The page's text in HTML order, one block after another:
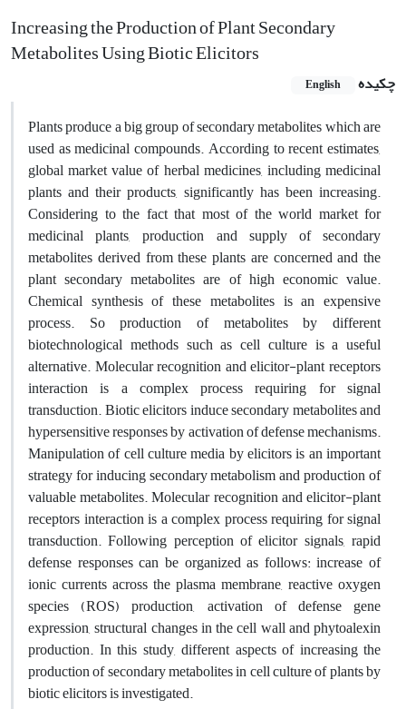
Increasing the Production of Plant Secondary
Metabolites Using Biotic Elicitors
چکیده English
Plants produce a big group of secondary metabolites which are
used as medicinal compounds. According to recent estimates,
global market value of herbal medicines, including medicinal
plants and their products, significantly has been increasing.
Considering to the fact that most of the world market for
medicinal plants, production and supply of secondary
metabolites derived from these plants are concerned and the
plant secondary metabolites are of high economic value.
Chemical synthesis of these metabolites is an expensive
process. So production of metabolites by different
biotechnological methods such as cell culture is a useful
alternative. Molecular recognition and elicitor-plant receptors
interaction is a complex process requiring for signal
transduction. Biotic elicitors induce secondary metabolites and
hypersensitive responses by activation of defense mechanisms.
Manipulation of cell culture media by elicitors is an important
strategy for inducing secondary metabolism and production of
valuable metabolites. Molecular recognition and elicitor-plant
receptors interaction is a complex process requiring for signal
transduction. Following perception of elicitor signals, rapid
defense responses can be organized as follows: increase of
ionic currents across the plasma membrane, reactive oxygen
species (ROS) production, activation of defense gene
expression, structural changes in the cell wall and phytoalexin
production. In this study, different aspects of increasing the
production of secondary metabolites in cell culture of plants by
biotic elicitors is investigated.